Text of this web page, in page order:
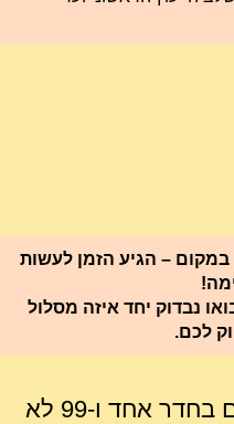
– הגיע הזמן לעשות
נבדוק יחד איזה מסלול
לכם.
יכולים להיות 100 אנשים בחדר אחד ו-99 לא